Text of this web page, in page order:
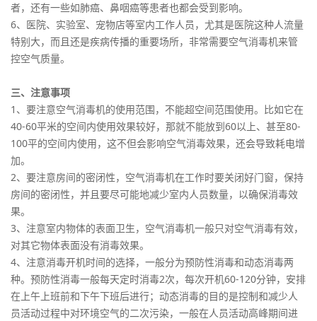
者，还有一些如肺癌、鼻咽癌等患者也都会受到影响。
6、医院、实验室、宠物店等室内工作人员，尤其是医院这种人流量
特别大，而且还是疾病传播的重要场所，非常需要空气消毒机来管
控空气质量。
三、注意事项
1、要注意空气消毒机的使用范围，不能超空间范围使用。比如它在
40-60平米的空间内使用效果较好，那就不能放到60以上、甚至80-
100平的空间内使用，这不但会影响空气消毒效果，还会导致耗电增
加。
2、要注意房间的密闭性，空气消毒机在工作时要关闭好门窗，保持
房间的密闭性，并且要尽可能地减少室内人员数量，以确保消毒效
果。
3、注意室内物体的表面卫生，空气消毒机一般只对空气消毒有效，
对其它物体表面没有消毒效果。
4、注意消毒开机时间的选择，一般分为预防性消毒和动态消毒两
种。预防性消毒一般每天定时消毒2次，每次开机60-120分钟，安排
在上午上班前和下午下班后进行；动态消毒的目的是控制和减少人
员活动过程中对环境空气的二次污染，一般在人员活动高峰期间进